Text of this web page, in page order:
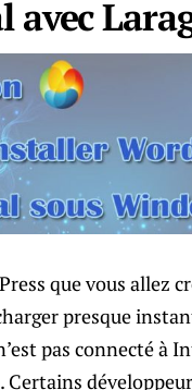
avec
que vous allez
presque
pas connecté à
Certains